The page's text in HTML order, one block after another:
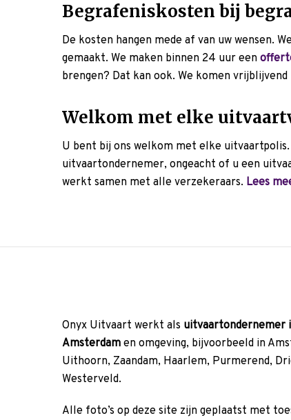
Begrafeniskosten bij
De kosten hangen mede af van uw wensen.
gemaakt. We maken binnen 24 uur een
brengen? Dat kan ook. We komen vrijblijvend
Welkom met elke
U bent bij ons welkom met elke
uitvaartondernemer, ongeacht of u een
werkt samen met alle verzekeraars. Lees
Onyx Uitvaart werkt als uitvaartondernemer
Amsterdam en omgeving, bijvoorbeeld in
Uithoorn, Zaandam, Haarlem, Purmerend,
Westerveld.
Alle foto’s op deze site zijn geplaatst met